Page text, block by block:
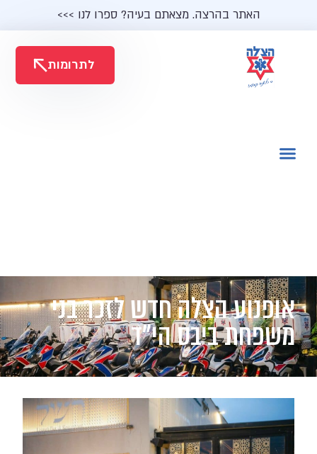
האתר בהרצה. מצאתם בעיה? ספרו לנו >>>
לתרומות
אופנוע הצלה חדש לזכר בני
משפחת ביבס הי"ד